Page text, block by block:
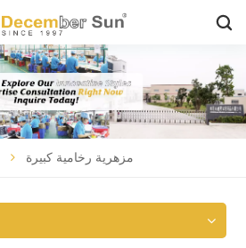
مزهرية رخامية كبيرة